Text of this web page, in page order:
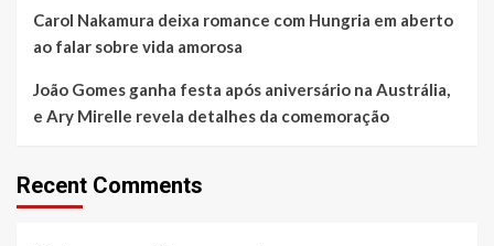
Carol Nakamura deixa romance com Hungria em aberto
ao falar sobre vida amorosa
João Gomes ganha festa após aniversário na Austrália,
e Ary Mirelle revela detalhes da comemoração
Recent Comments